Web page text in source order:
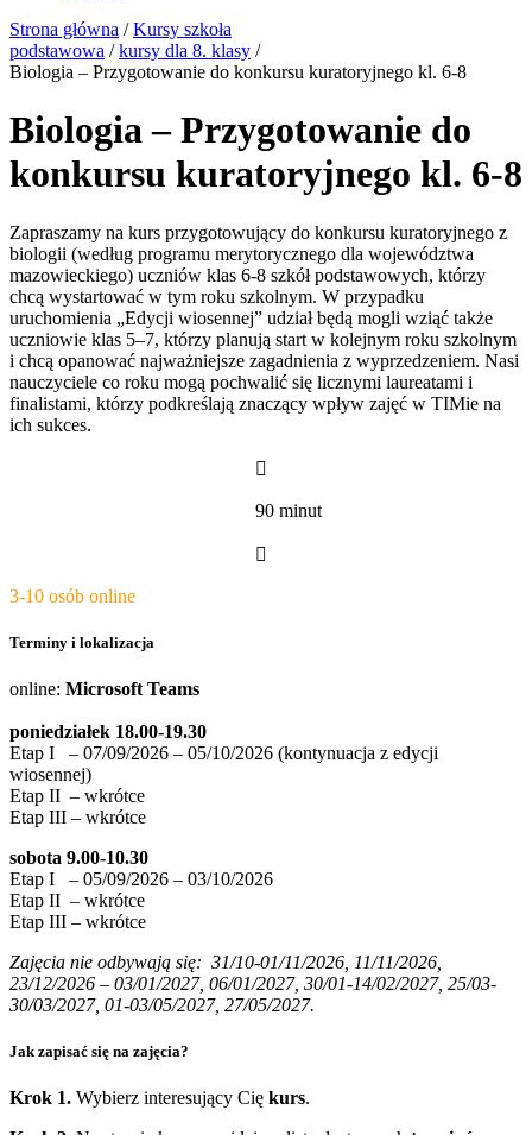
Strona główna /Kursy szkoła
podstawowa /kursy dla 8. klasy /
Biologia – Przygotowanie do konkursu kuratoryjnego kl. 6-8
Biologia – Przygotowanie do
konkursu kuratoryjnego kl. 6-8
Zapraszamy na kurs przygotowujący do konkursu kuratoryjnego z
biologii (według programu merytorycznego dla województwa
mazowieckiego) uczniów klas 6-8 szkół podstawowych, którzy
chcą wystartować w tym roku szkolnym. W przypadku
uruchomienia „Edycji wiosennej” udział będą mogli wziąć także
uczniowie klas 5–7, którzy planują start w kolejnym roku szkolnym
i chcą opanować najważniejsze zagadnienia z wyprzedzeniem. Nasi
nauczyciele co roku mogą pochwalić się licznymi laureatami i
finalistami, którzy podkreślają znaczący wpływ zajęć w TIMie na
ich sukces.

90 minut

3-10 osób online
Terminy i lokalizacja
online: ​Microsoft Teams
poniedziałek 18.00-19.30
Etap I – 07/09/2026 – 05/10/2026 (kontynuacja z edycji
wiosennej)
Etap II – wkrótce
Etap III – wkrótce
sobota 9.00-10.30
Etap I – 05/09/2026 – 03/10/2026
Etap II – wkrótce
Etap III – wkrótce
Zajęcia nie odbywają się: 31/10-01/11/2026, 11/11/2026,
23/12/2026 – 03/01/2027, 06/01/2027, 30/01-14/02/2027, 25/03-
30/03/2027, 01-03/05/2027, 27/05/2027.
Jak zapisać się na zajęcia?
Krok 1. Wybierz interesujący Cię kurs.